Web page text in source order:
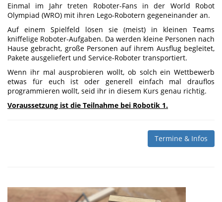
Einmal im Jahr treten Roboter-Fans in der World Robot
Olympiad (WRO) mit ihren Lego-Robotern gegeneinander an.
Auf einem Spielfeld lösen sie (meist) in kleinen Teams
kniffelige Roboter-Aufgaben. Da werden kleine Personen nach
Hause gebracht, große Personen auf ihrem Ausflug begleitet,
Pakete ausgeliefert und Service-Roboter transportiert.
Wenn ihr mal ausprobieren wollt, ob solch ein Wettbewerb
etwas für euch ist oder generell einfach mal drauflos
programmieren wollt, seid ihr in diesem Kurs genau richtig.
Voraussetzung ist die Teilnahme bei Robotik 1.
Termine & Infos